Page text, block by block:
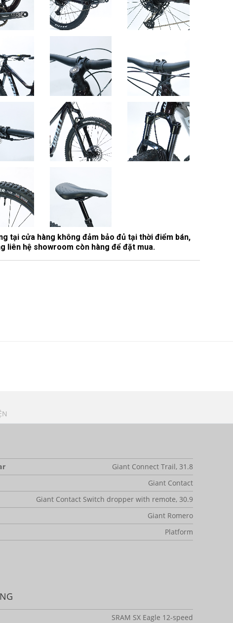
tại cửa hàng không đảm bảo đủ tại thời điểm bán,
liên hệ showroom còn hàng để đặt mua.
Giant Connect Trail, 31.8
Giant Contact
Giant Contact Switch dropper with remote, 30.9
Giant Romero
Platform
SRAM SX Eagle 12-speed